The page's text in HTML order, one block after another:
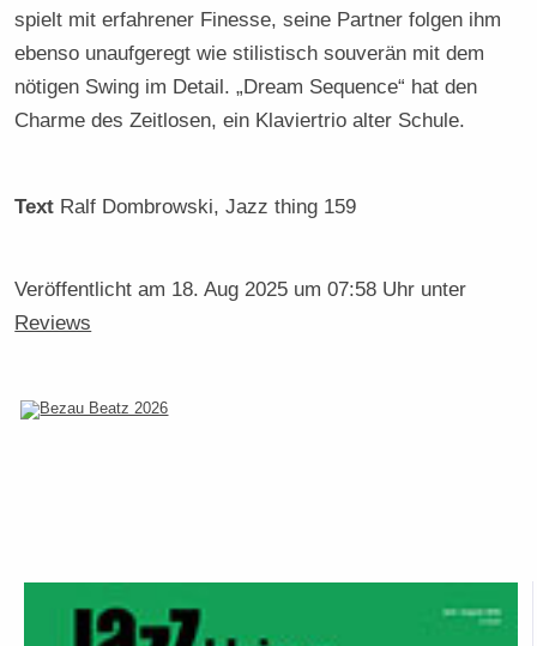
spielt mit erfahrener Finesse, seine Partner folgen ihm
ebenso unaufgeregt wie stilistisch souverän mit dem
nötigen Swing im Detail. „Dream Sequence“ hat den
Charme des Zeitlosen, ein Klaviertrio alter Schule.
Text Ralf Dombrowski, Jazz thing 159
Veröffentlicht am 18. Aug 2025 um 07:58 Uhr unter
Reviews